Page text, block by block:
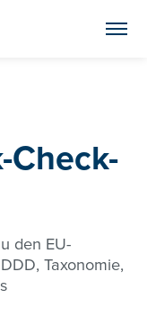
Check-
den EU-
Taxonomie,